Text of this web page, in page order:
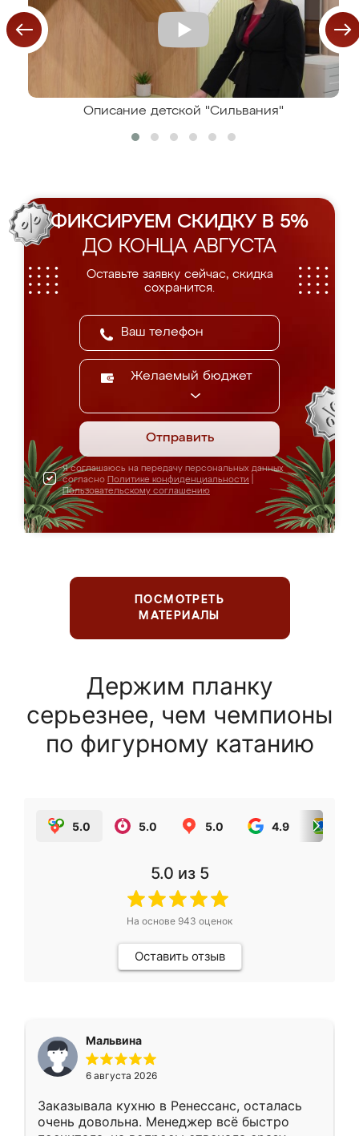
Описание детской "Сильвания"
ФИКСИРУЕМ СКИДКУ В 5%
ДО КОНЦА АВГУСТА
Оставьте заявку сейчас, скидка
сохранится.
Желаемый бюджет
Отправить
Я соглашаюсь на передачу персональных данных
согласно Политике конфиденциальности
Пользовательскому соглашению
ПОСМОТРЕТЬ
МАТЕРИАЛЫ
Держим планку
серьезнее, чем чемпионы
по фигурному катанию
5.0 5.0 5.0 4.9
5.0 из 5
На основе 943 оценок
Оставить отзыв
Мальвина
6 августа 2026
Заказывала кухню в Ренессанс, осталась
очень довольна. Менеджер всё быстро